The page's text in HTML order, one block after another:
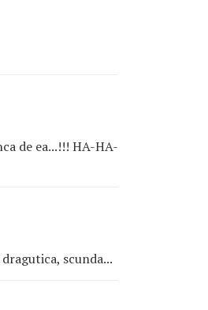
de ea...!!! HA-HA-
scunda...